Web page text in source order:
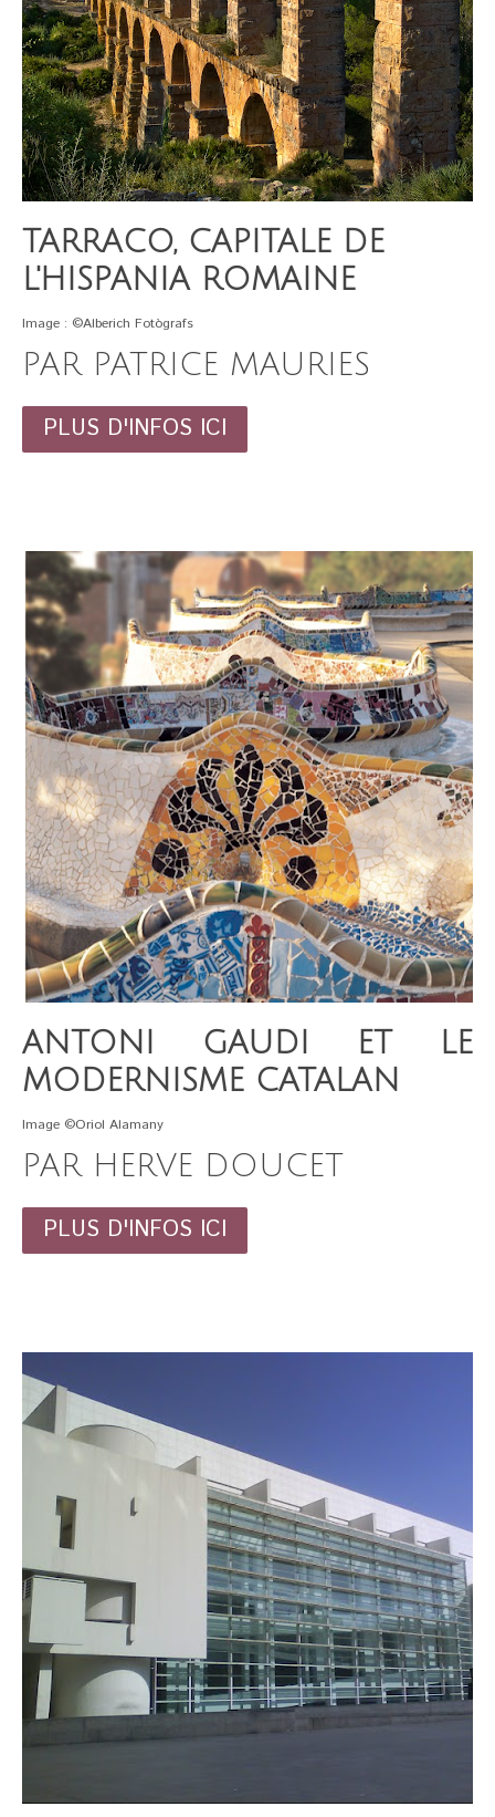
TARRACO, CAPITALE DE
L'HISPANIA ROMAINE
Image : ©Alberich Fotògrafs
PAR PATRICE MAURIES
PLUS D'INFOS ICI
ANTONI GAUDI ET LE
MODERNISME CATALAN
Image ©Oriol Alamany
PAR HERVE DOUCET
PLUS D'INFOS ICI